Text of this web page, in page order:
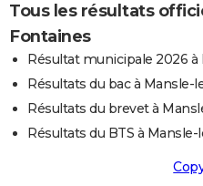
Tous les résultats
Fontaines
Résultat municipale 2026
Résultats du bac à Mansle-
Résultats du brevet à
Résultats du BTS à